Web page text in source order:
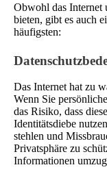
Obwohl das Internet
bieten, gibt es auch
häufigsten:
Das Internet hat zu
Wenn Sie
das Risiko, dass
Identitätsdiebe
stehlen und
Privatsphäre zu
Informationen